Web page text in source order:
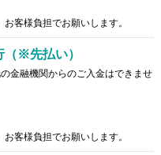
客様負担でお願いします。
（※先払い）
金融機関からのご入金はできませ
客様負担でお願いします。